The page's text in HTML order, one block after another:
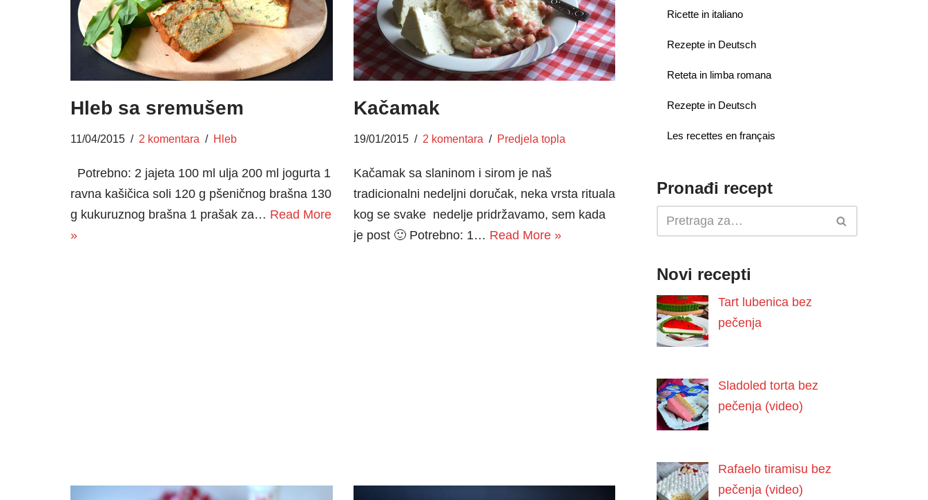
Hleb sa sremušem
11/04/2015 2 komentara Hleb
Potrebno: 2 jajeta 100 ml ulja 200 ml jogurta 1
ravna kašičica soli 120 g pšeničnog brašna 130
g kukuruznog brašna 1 prašak za… Read More
»
Kačamak
19/01/2015 2 komentara Predjela topla
Kačamak sa slaninom i sirom je naš
tradicionalni nedeljni doručak, neka vrsta rituala
kog se svake nedelje pridržavamo, sem kada
je post 🙂 Potrebno: 1… Read More »
Ricette in italiano
Rezepte in Deutsch
Reteta in limba romana
Rezepte in Deutsch
Les recettes en français
Pronađi recept
Novi recepti
Tart lubenica bez
pečenja
Sladoled torta bez
pečenja (video)
Rafaelo tiramisu bez
pečenja (video)